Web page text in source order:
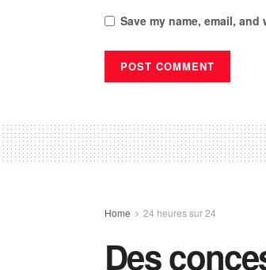
Save my name, email,
Home 24 heures sur 24
Des